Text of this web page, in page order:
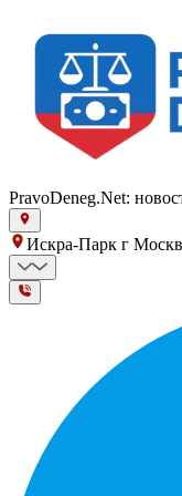
PravoDeneg.Net:
Искра-Парк г